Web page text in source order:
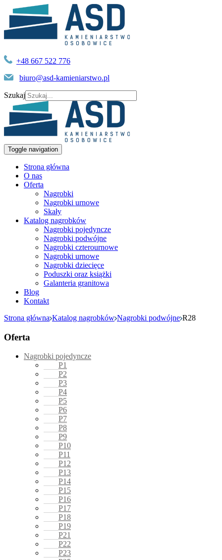
+48 667 522 776
biuro@asd-kamieniarstwo.pl
Szukaj
Toggle navigation
Strona główna
O nas
Oferta
Nagrobki
Nagrobki urnowe
Skały
Katalog nagrobków
Nagrobki pojedyncze
Nagrobki podwójne
Nagrobki czterournowe
Nagrobki urnowe
Nagrobki dziecięce
Poduszki oraz książki
Galanteria granitowa
Blog
Kontakt
Strona główna Katalog nagrobków Nagrobki podwójne R28
Oferta
Nagrobki pojedyncze
P1
P2
P3
P4
P5
P6
P7
P8
P9
P10
P11
P12
P13
P14
P15
P16
P17
P18
P19
P21
P22
P23